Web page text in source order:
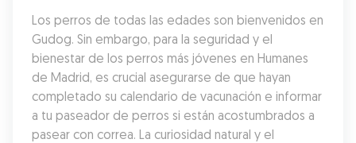
Los perros de todas las edades son bienvenidos en
Gudog. Sin embargo, para la seguridad y el
bienestar de los perros más jóvenes en Humanes
de Madrid, es crucial asegurarse de que hayan
completado su calendario de vacunación e informar
a tu paseador de perros si están acostumbrados a
pasear con correa. La curiosidad natural y el